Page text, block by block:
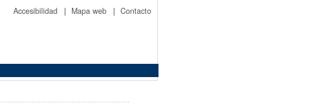
Accesibilidad | Mapa web | Contacto